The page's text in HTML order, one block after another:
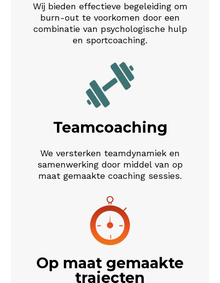
Wij bieden effectieve begeleiding om
burn-out te voorkomen door een
combinatie van psychologische hulp
en sportcoaching.
Teamcoaching
We versterken teamdynamiek en
samenwerking door middel van op
maat gemaakte coaching sessies.
Op maat gemaakte
trajecten